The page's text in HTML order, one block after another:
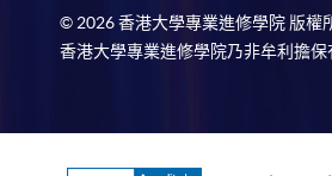
© 2026 香港大學專業進修學院 版權
香港大學專業進修學院乃非牟利擔保